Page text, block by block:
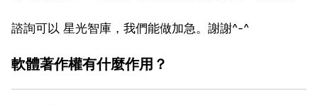
諮詢可以 星光智庫，我們能做加急。謝謝^-^
軟體著作權有什麼作用？